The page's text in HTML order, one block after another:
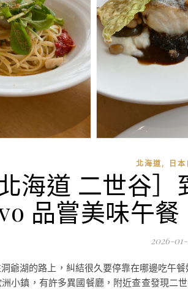
北海道, 日
北海道 二世谷
品嘗美味午餐
2026-
爺湖的路上，糾結很久要停靠在哪邊吃午
小鎮，有許多異國餐廳，附近查查發現二